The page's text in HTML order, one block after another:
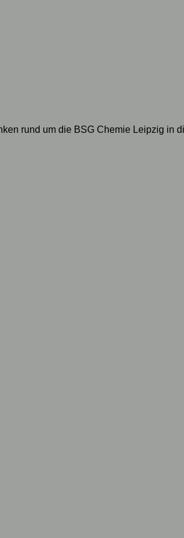
rund um die BSG Chemie Leipzig in